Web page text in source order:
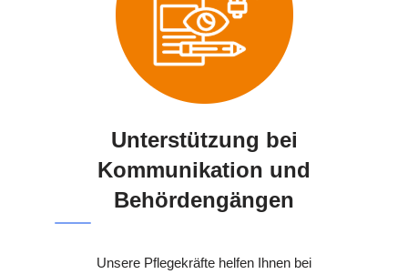
Unterstützung bei
Kommunikation und
Behördengängen
Unsere Pflegekräfte helfen Ihnen bei